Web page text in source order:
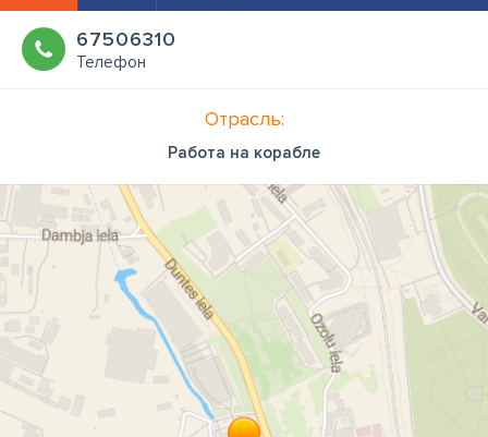
67506310
Телефон
Отрасль:
Работа на корабле